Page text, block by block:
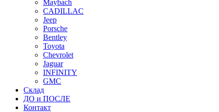
Maybach
CADILLAC
Jeep
Porsche
Bentley
Toyota
Chevrolet
Jaguar
INFINITY
GMC
Склад
ДО и ПОСЛЕ
Контакт